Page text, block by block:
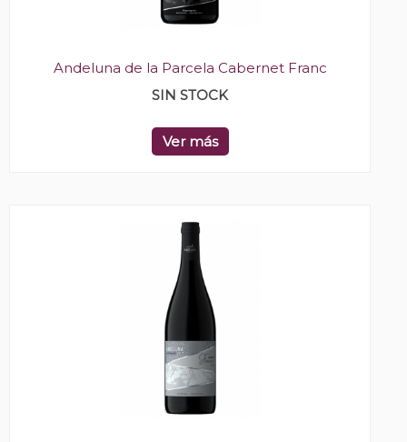
Andeluna de la Parcela Cabernet Franc
SIN STOCK
Ver más